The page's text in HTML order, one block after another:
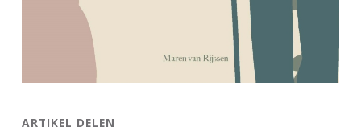
ARTIKEL DELEN